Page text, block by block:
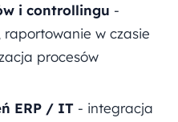
i controllingu -
raportowanie w czasie
procesów
ERP / IT - integracja